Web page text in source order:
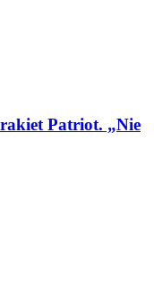
Patriot. „Nie